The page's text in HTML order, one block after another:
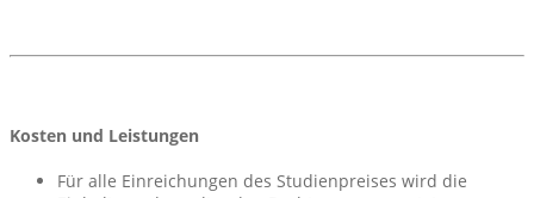
Kosten und Leistungen
Für alle Einreichungen des Studienpreises wird die